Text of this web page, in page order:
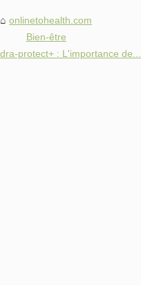
onlinetohealth.com
Bien-être
protect+ : L'importance de...